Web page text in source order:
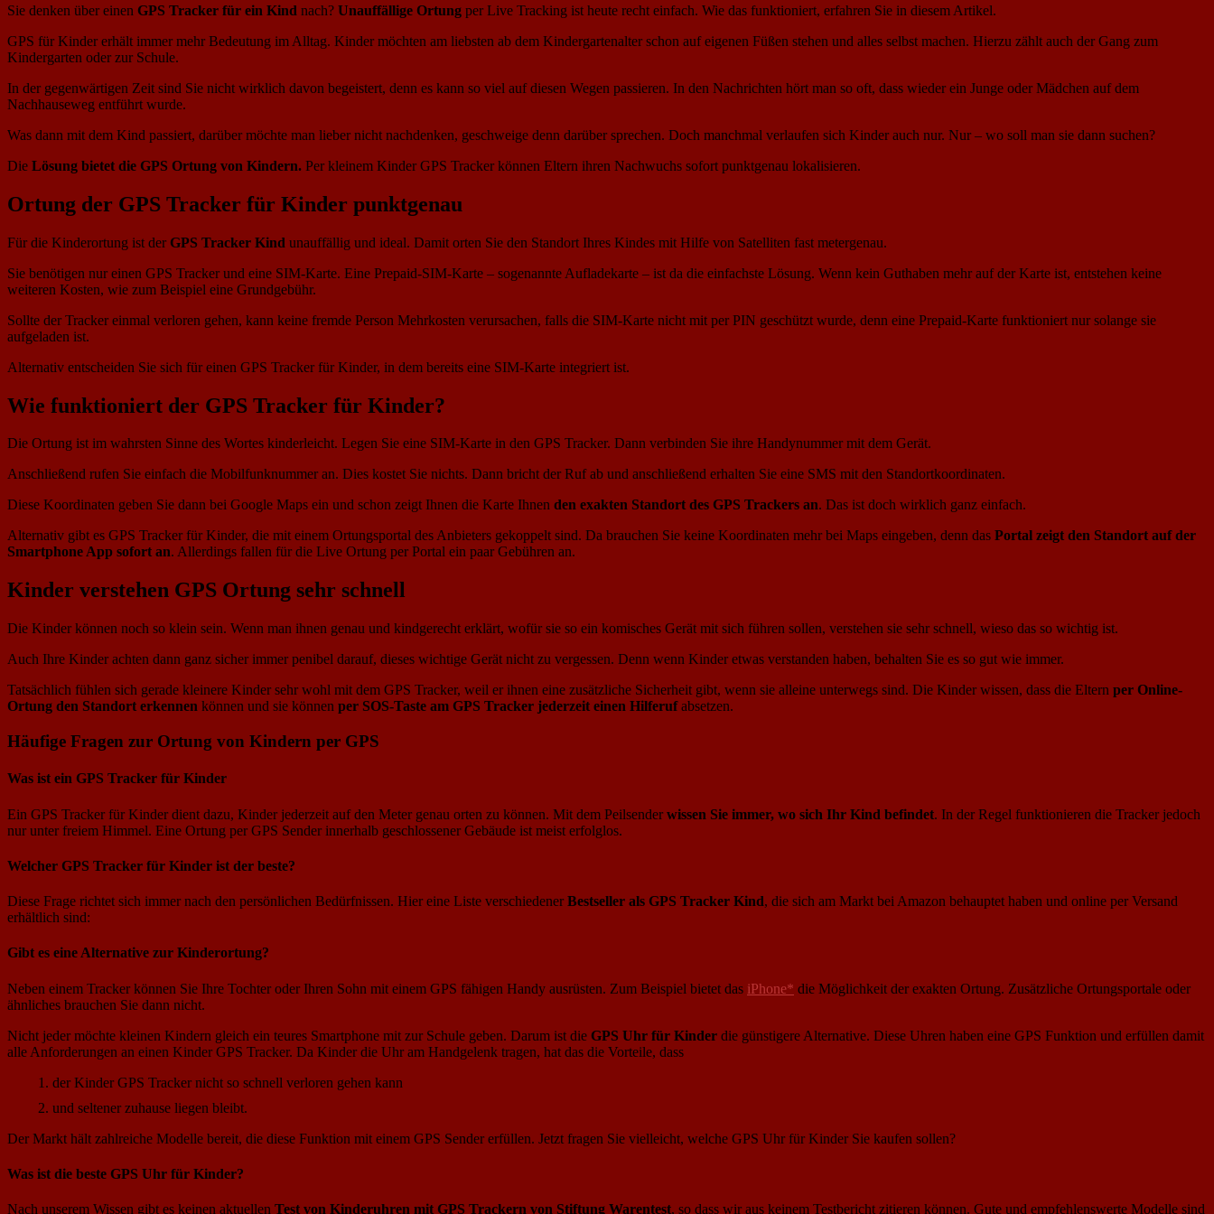
Sie denken über einen GPS Tracker für ein Kind nach? Unauffällige Ortung per Live Tracking ist heute recht einfach. Wie das funktioniert, erfahren Sie in diesem Artikel.
GPS für Kinder erhält immer mehr Bedeutung im Alltag. Kinder möchten am liebsten ab dem Kindergartenalter schon auf eigenen Füßen stehen und alles selbst machen. Hierzu zählt auch der Gang zum
Kindergarten oder zur Schule.
In der gegenwärtigen Zeit sind Sie nicht wirklich davon begeistert, denn es kann so viel auf diesen Wegen passieren. In den Nachrichten hört man so oft, dass wieder ein Junge oder Mädchen auf dem
Nachhauseweg entführt wurde.
Was dann mit dem Kind passiert, darüber möchte man lieber nicht nachdenken, geschweige denn darüber sprechen. Doch manchmal verlaufen sich Kinder auch nur. Nur – wo soll man sie dann suchen?
Die Lösung bietet die GPS Ortung von Kindern. Per kleinem Kinder GPS Tracker können Eltern ihren Nachwuchs sofort punktgenau lokalisieren.
Ortung der GPS Tracker für Kinder punktgenau
Für die Kinderortung ist der GPS Tracker Kind unauffällig und ideal. Damit orten Sie den Standort Ihres Kindes mit Hilfe von Satelliten fast metergenau.
Sie benötigen nur einen GPS Tracker und eine SIM-Karte. Eine Prepaid-SIM-Karte – sogenannte Aufladekarte – ist da die einfachste Lösung. Wenn kein Guthaben mehr auf der Karte ist, entstehen keine
weiteren Kosten, wie zum Beispiel eine Grundgebühr.
Sollte der Tracker einmal verloren gehen, kann keine fremde Person Mehrkosten verursachen, falls die SIM-Karte nicht mit per PIN geschützt wurde, denn eine Prepaid-Karte funktioniert nur solange sie
aufgeladen ist.
Alternativ entscheiden Sie sich für einen GPS Tracker für Kinder, in dem bereits eine SIM-Karte integriert ist.
Wie funktioniert der GPS Tracker für Kinder?
Die Ortung ist im wahrsten Sinne des Wortes kinderleicht. Legen Sie eine SIM-Karte in den GPS Tracker. Dann verbinden Sie ihre Handynummer mit dem Gerät.
Anschließend rufen Sie einfach die Mobilfunknummer an. Dies kostet Sie nichts. Dann bricht der Ruf ab und anschließend erhalten Sie eine SMS mit den Standortkoordinaten.
Diese Koordinaten geben Sie dann bei Google Maps ein und schon zeigt Ihnen die Karte Ihnen den exakten Standort des GPS Trackers an. Das ist doch wirklich ganz einfach.
Alternativ gibt es GPS Tracker für Kinder, die mit einem Ortungsportal des Anbieters gekoppelt sind. Da brauchen Sie keine Koordinaten mehr bei Maps eingeben, denn das Portal zeigt den Standort auf der
Smartphone App sofort an. Allerdings fallen für die Live Ortung per Portal ein paar Gebühren an.
Kinder verstehen GPS Ortung sehr schnell
Die Kinder können noch so klein sein. Wenn man ihnen genau und kindgerecht erklärt, wofür sie so ein komisches Gerät mit sich führen sollen, verstehen sie sehr schnell, wieso das so wichtig ist.
Auch Ihre Kinder achten dann ganz sicher immer penibel darauf, dieses wichtige Gerät nicht zu vergessen. Denn wenn Kinder etwas verstanden haben, behalten Sie es so gut wie immer.
Tatsächlich fühlen sich gerade kleinere Kinder sehr wohl mit dem GPS Tracker, weil er ihnen eine zusätzliche Sicherheit gibt, wenn sie alleine unterwegs sind. Die Kinder wissen, dass die Eltern per Online-
Ortung den Standort erkennen können und sie können per SOS-Taste am GPS Tracker jederzeit einen Hilferufabsetzen.
Häufige Fragen zur Ortung von Kindern per GPS
Was ist ein GPS Tracker für Kinder
Ein GPS Tracker für Kinder dient dazu, Kinder jederzeit auf den Meter genau orten zu können. Mit dem Peilsender wissen Sie immer, wo sich Ihr Kind befindet. In der Regel funktionieren die Tracker jedoch
nur unter freiem Himmel. Eine Ortung per GPS Sender innerhalb geschlossener Gebäude ist meist erfolglos.
Welcher GPS Tracker für Kinder ist der beste?
Diese Frage richtet sich immer nach den persönlichen Bedürfnissen. Hier eine Liste verschiedener Bestseller als GPS Tracker Kind, die sich am Markt bei Amazon behauptet haben und online per Versand
erhältlich sind:
Gibt es eine Alternative zur Kinderortung?
Neben einem Tracker können Sie Ihre Tochter oder Ihren Sohn mit einem GPS fähigen Handy ausrüsten. Zum Beispiel bietet das iPhone* die Möglichkeit der exakten Ortung. Zusätzliche Ortungsportale oder
ähnliches brauchen Sie dann nicht.
Nicht jeder möchte kleinen Kindern gleich ein teures Smartphone mit zur Schule geben. Darum ist die GPS Uhr für Kinder die günstigere Alternative. Diese Uhren haben eine GPS Funktion und erfüllen damit
alle Anforderungen an einen Kinder GPS Tracker. Da Kinder die Uhr am Handgelenk tragen, hat das die Vorteile, dass
der Kinder GPS Tracker nicht so schnell verloren gehen kann
und seltener zuhause liegen bleibt.
Der Markt hält zahlreiche Modelle bereit, die diese Funktion mit einem GPS Sender erfüllen. Jetzt fragen Sie vielleicht, welche GPS Uhr für Kinder Sie kaufen sollen?
Was ist die beste GPS Uhr für Kinder?
Nach unserem Wissen gibt es keinen aktuellen Test von Kinderuhren mit GPS Trackern von Stiftung Warentest, so dass wir aus keinem Testbericht zitieren können. Gute und empfehlenswerte Modelle sind